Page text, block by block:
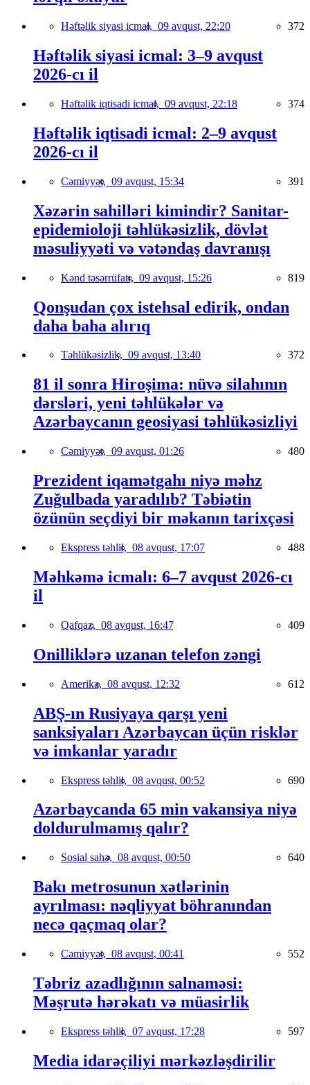
Həftəlik siyasi icmal, 09 avqust, 22:20 372
Həftəlik siyasi icmal: 3–9 avqust
2026-cı il
Həftəlik iqtisadi icmal, 09 avqust, 22:18 374
Həftəlik iqtisadi icmal: 2–9 avqust
2026-cı il
Cəmiyyət, 09 avqust, 15:34 391
Xəzərin sahilləri kimindir? Sanitar-
epidemioloji təhlükəsizlik, dövlət
məsuliyyəti və vətəndaş davranışı
Kənd təsərrüfatı, 09 avqust, 15:26 819
Qonşudan çox istehsal edirik, ondan
daha baha alırıq
Təhlükəsizlik, 09 avqust, 13:40 372
81 il sonra Hiroşima: nüvə silahının
dərsləri, yeni təhlükələr və
Azərbaycanın geosiyasi təhlükəsizliyi
Cəmiyyət, 09 avqust, 01:26 480
Prezident iqamətgahı niyə məhz
Zuğulbada yaradılıb? Təbiətin
özünün seçdiyi bir məkanın tarixçəsi
Ekspress təhlil, 08 avqust, 17:07 488
Məhkəmə icmalı: 6–7 avqust 2026-cı
il
Qafqaz, 08 avqust, 16:47 409
Onilliklərə uzanan telefon zəngi
Amerika, 08 avqust, 12:32 612
ABŞ-ın Rusiyaya qarşı yeni
sanksiyaları Azərbaycan üçün risklər
və imkanlar yaradır
Ekspress təhlil, 08 avqust, 00:52 690
Azərbaycanda 65 min vakansiya niyə
doldurulmamış qalır?
Sosial sahə, 08 avqust, 00:50 640
Bakı metrosunun xətlərinin
ayrılması: nəqliyyat böhranından
necə qaçmaq olar?
Cəmiyyət, 08 avqust, 00:41 552
Təbriz azadlığının salnaməsi:
Məşrutə hərəkatı və müasirlik
Ekspress təhlil, 07 avqust, 17:28 597
Media idarəçiliyi mərkəzləşdirilir